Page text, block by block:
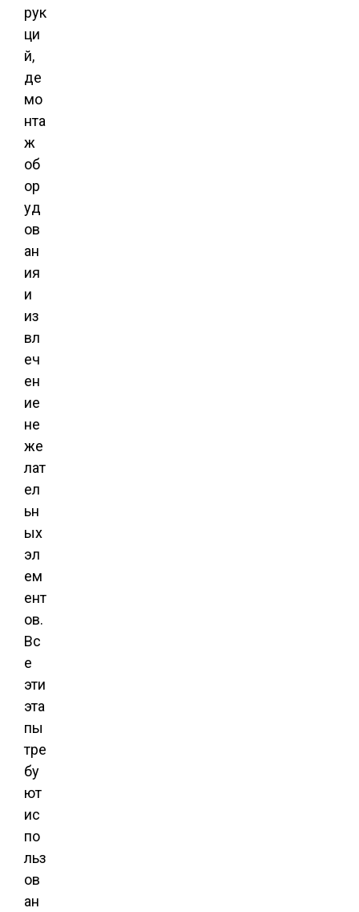
рук
ци
й,
де
мо
нта
ж
об
ор
уд
ов
ан
ия
и
из
вл
еч
ен
ие
не
же
лат
ел
ьн
ых
эл
ем
ент
ов.
Вс
е
эти
эта
пы
тре
бу
ют
ис
по
льз
ов
ан